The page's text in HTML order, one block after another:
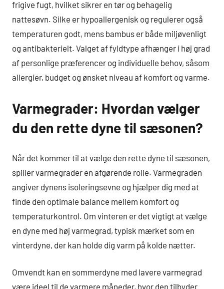
frigive fugt, hvilket sikrer en tør og behagelig
nattesøvn. Silke er hypoallergenisk og regulerer også
temperaturen godt, mens bambus er både miljøvenligt
og antibakterielt. Valget af fyldtype afhænger i høj grad
af personlige præferencer og individuelle behov, såsom
allergier, budget og ønsket niveau af komfort og varme.
Varmegrader: Hvordan vælger
du den rette dyne til sæsonen?
Når det kommer til at vælge den rette dyne til sæsonen,
spiller varmegrader en afgørende rolle. Varmegraden
angiver dynens isoleringsevne og hjælper dig med at
finde den optimale balance mellem komfort og
temperaturkontrol. Om vinteren er det vigtigt at vælge
en dyne med høj varmegrad, typisk mærket som en
vinterdyne, der kan holde dig varm på kolde nætter.
Omvendt kan en sommerdyne med lavere varmegrad
være ideel til de varmere måneder, hvor den tilbyder